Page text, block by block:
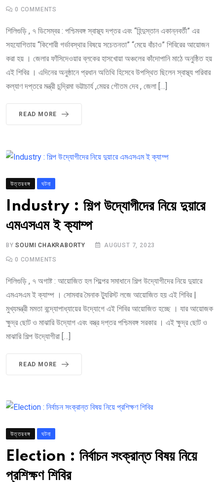
0 COMMENTS
শিলিগুড়ি , ৭ ডিসেম্বর : পশ্চিমবঙ্গ স্বাস্থ্য দপ্তর এবং “হিন্দুস্তান একান্নবর্তী” এর
সহযোগিতায় “কিশোরী গর্ভাবস্থার বিষয়ে সচেতনতা” “মেয়ে বাঁচাও” শিবিরের আয়োজন
করা হয় । জেলার ফাঁসিদেওয়ার ব্লকের হাসখোয়া অঞ্চলের কাঁদোপানি মাঠে অনুষ্ঠিত হয়
এই শিবির । এদিনের অনুষ্ঠানে প্রধান অতিথি হিসেবে উপস্থিত ছিলেন স্বাস্থ্য পরিবার
কল্যাণ দপ্তরে মন্ত্রী চন্দ্রিমা ভট্টাচার্য ,মেয়র গৌতম দেব , জেলা […]
READ MORE
উত্তরবঙ্গ ঘটনা
Industry : শিল্প উদ্যোগীদের নিয়ে দুয়ারে
এমএসএম ই ক্যাম্প
BYSOUMI CHAKRABORTY AUGUST 7, 2023
0 COMMENTS
শিলিগুড়ি , ৭ অগাষ্ট : আয়োজিত হল শিল্পের সমাধানে শিল্প উদ্যোগীদের নিয়ে দুয়ারে
এমএসএম ই ক্যাম্প । সোমবার মৈনাক ট্যুরিস্ট লজে আয়োজিত হয় এই শিবির |
মুখ্যমন্ত্রী মমতা বন্দ্যোপাধ্যায়ের উদ্যোগে এই শিবির আয়োজিত হচ্ছে । যার আয়োজক
ক্ষুদ্র ছোট ও মাঝারি উদ্যোগ এবং বস্ত্র দপ্তর পশ্চিমবঙ্গ সরকার । এই ক্ষুদ্র ছোট ও
মাঝারি শিল্প উদ্যোগীরা […]
READ MORE
উত্তরবঙ্গ ঘটনা
Election : নির্বাচন সংক্রান্ত বিষয় নিয়ে
প্রশিক্ষণ শিবির